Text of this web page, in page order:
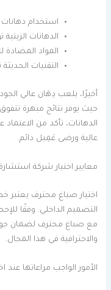
استخدام
الدهانات
المواد
التقنيات
أخيرًا، يلعب دِهَان عالي
حيث يوفر نتائج مبهرة
الدهانات، تأكد من
عالية ورضى عَمِيل دائم.
معايير اختيار شركة
اختيار صباغ محترف يعتبر
مع صباغ محترف لضمان
والاحترافية في هذا المجال.
الأمور الواجب مراعاتها عند